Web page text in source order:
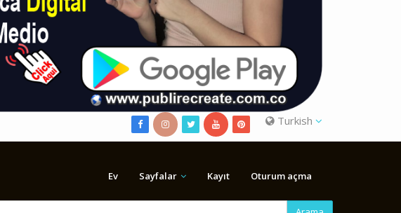
Turkish
Ev Sayfalar Kayıt Oturum açma